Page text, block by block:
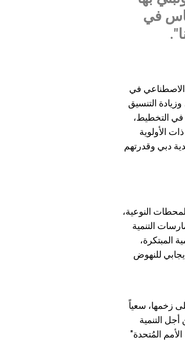
في
الاصطناعي في
التنسيق
في التخطيط،
الأولوية
دبي وقدرتهم
النوعية،
لأفضل ممارسات التنمية
المبتكرة،
للنهوض
زخمها، سعياً
التنمية
المُتحدة"